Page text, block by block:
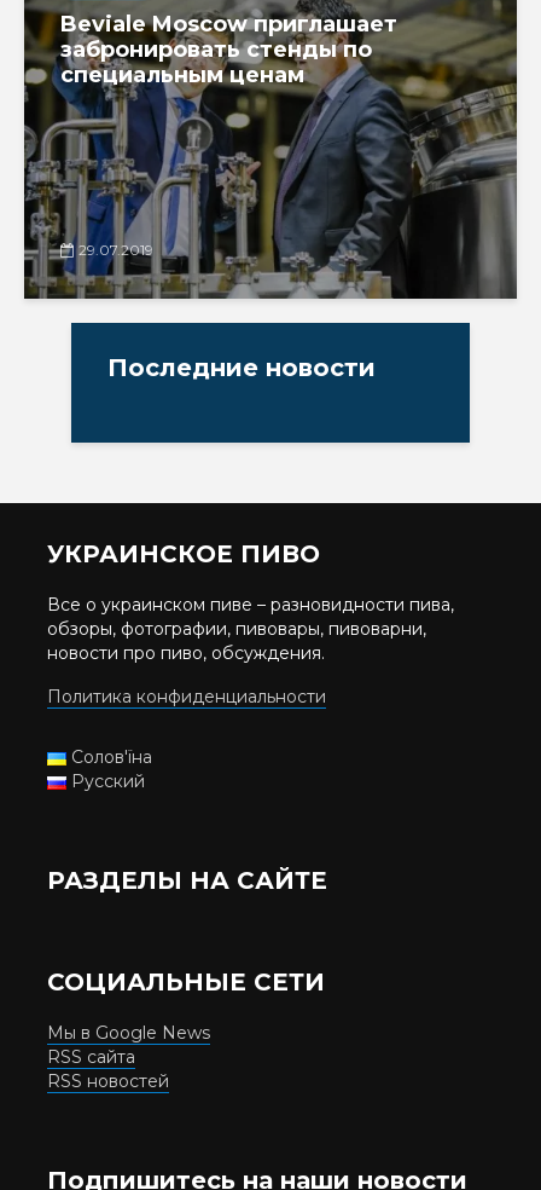
Beviale Moscow приглашает
забронировать стенды по
специальным ценам
29.07.2019
Последние новости
УКРАИНСКОЕ ПИВО
Все о украинском пиве – разновидности пива,
обзоры, фотографии, пивовары, пивоварни,
новости про пиво, обсуждения.
Политика конфиденциальности
Солов'їна
Русский
РАЗДЕЛЫ НА САЙТЕ
СОЦИАЛЬНЫЕ СЕТИ
Мы в Google News
RSS сайта
RSS новостей
Подпишитесь на наши новости